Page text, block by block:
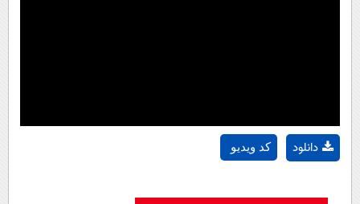
کد ویدیو دانلود